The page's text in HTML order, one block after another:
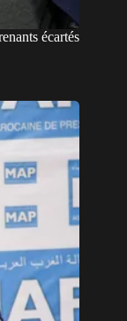
écartés